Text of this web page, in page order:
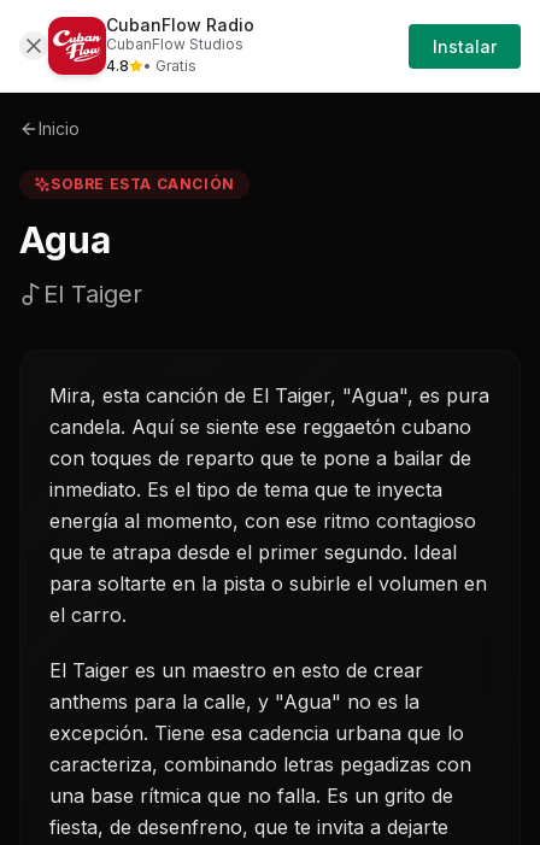
Sobre Agua-el-taiger
Iniciar
Sesión
Inicio
SOBRE ESTA CANCIÓN
Agua
El Taiger
Mira, esta canción de El Taiger, "Agua", es pura
candela. Aquí se siente ese reggaetón cubano
con toques de reparto que te pone a bailar de
inmediato. Es el tipo de tema que te inyecta
energía al momento, con ese ritmo contagioso
que te atrapa desde el primer segundo. Ideal
para soltarte en la pista o subirle el volumen en
el carro.
El Taiger es un maestro en esto de crear
anthems para la calle, y "Agua" no es la
excepción. Tiene esa cadencia urbana que lo
caracteriza, combinando letras pegadizas con
una base rítmica que no falla. Es un grito de
fiesta, de desenfreno, que te invita a dejarte
CubanFlow Radio
CubanFlow Studios
4.8
• Gratis
Instalar